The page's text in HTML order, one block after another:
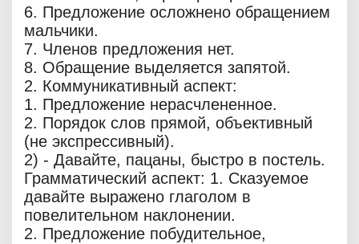
6. Предложение осложнено обращением
мальчики.
7. Членов предложения нет.
8. Обращение выделяется запятой.
2. Коммуникативный аспект:
1. Предложение нерасчлененное.
2. Порядок слов прямой, объективный
(не экспрессивный).
2) - Давайте, пацаны, быстро в постель.
Грамматический аспект: 1. Сказуемое
давайте выражено глаголом в
повелительном наклонении.
2. Предложение побудительное,